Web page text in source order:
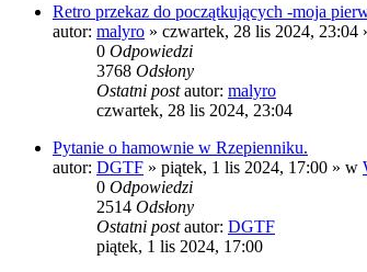
Retro przekaz do początkujących -moja
autor: malyro » czwartek, 28 lis 2024, 23:04
0 Odpowiedzi
3768 Odsłony
Ostatni postautor: malyro
czwartek, 28 lis 2024, 23:04
Pytanie o hamownie w Rzepienniku.
autor: DGTF » piątek, 1 lis 2024, 17:00 » w
0 Odpowiedzi
2514 Odsłony
Ostatni postautor: DGTF
piątek, 1 lis 2024, 17:00